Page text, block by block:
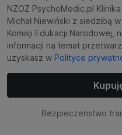
NZOZ PsychoMedic.pl
Michał Niewiński z siedzibą
Komisji Edukacji Narodowej,
informacji na temat
uzyskasz w Polityce
Bezpieczeństwo